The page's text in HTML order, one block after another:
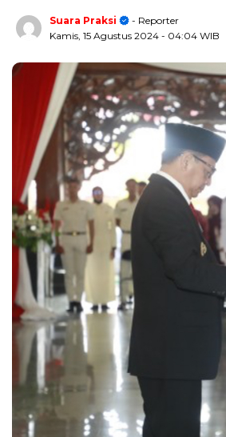
Suara Praksi
- Reporter
Kamis, 15 Agustus 2024 - 04:04 WIB